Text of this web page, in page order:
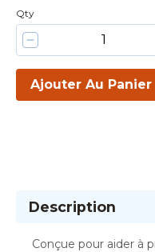
Qty
Ajouter Au Panier
Description
Conçue pour aider à